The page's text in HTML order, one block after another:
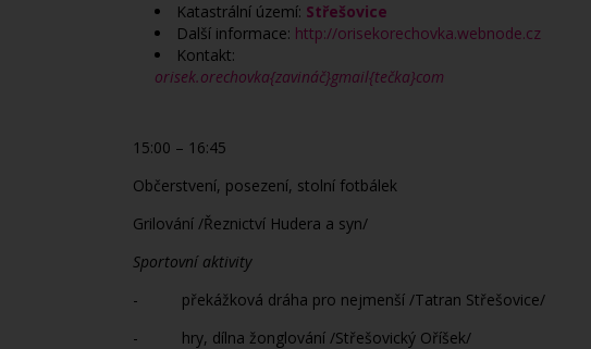
Katastrální území: Střešovice
Další informace: http://orisekorechovka.webnode.cz
Kontakt:
orisek.orechovka{zavináč}gmail{tečka}com
15:00 – 16:45
Občerstvení, posezení, stolní fotbálek
Grilování /Řeznictví Hudera a syn/
Sportovní aktivity
- překážková dráha pro nejmenší /Tatran Střešovice/
- hry, dílna žonglování /Střešovický Oříšek/